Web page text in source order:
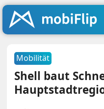
Mobilität
Shell baut